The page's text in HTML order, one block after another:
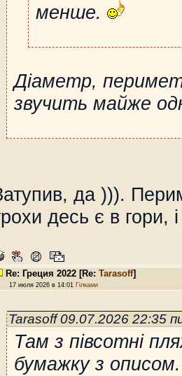
менше.
Діаметр,
звучить майже
да ))).
десь є в гори,
Re: Греция 2022 [Re: Tarasoff]
17 июля 2026 в 14:01 Гілками
Tarasoff 09.07.2026 22:35
Там з півсотні
бумажку з